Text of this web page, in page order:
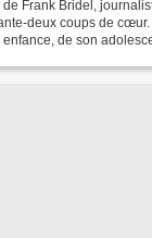
Frank Bridel,
deux coups de
enfance, de son